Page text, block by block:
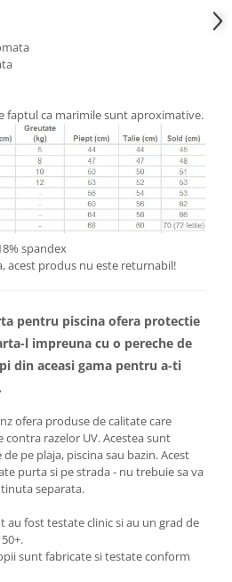
faptul ca marimile sunt aproximative.
spandex
acest produs nu este returnabil!
pentru piscina ofera protectie
l impreuna cu o pereche de
din aceasi gama pentru a-ti
ofera produse de calitate care
razelor UV. Acestea sunt
pe plaja, piscina sau bazin. Acest
purta si pe strada - nu trebuie sa va
separata.
au fost testate clinic si au un grad de
sunt fabricate si testate conform